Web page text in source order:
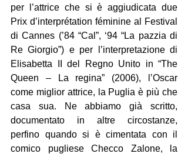
per l’attrice che si è aggiudicata due
Prix d’interprétation féminine al Festival
di Cannes (’84 “Cal”, ‘94 “La pazzia di
Re Giorgio”) e per l’interpretazione di
Elisabetta II del Regno Unito in “The
Queen – La regina” (2006), l’Oscar
come miglior attrice, la Puglia è più che
casa sua. Ne abbiamo già scritto,
documentato in altre circostanze,
perfino quando si è cimentata con il
comico pugliese Checco Zalone, la